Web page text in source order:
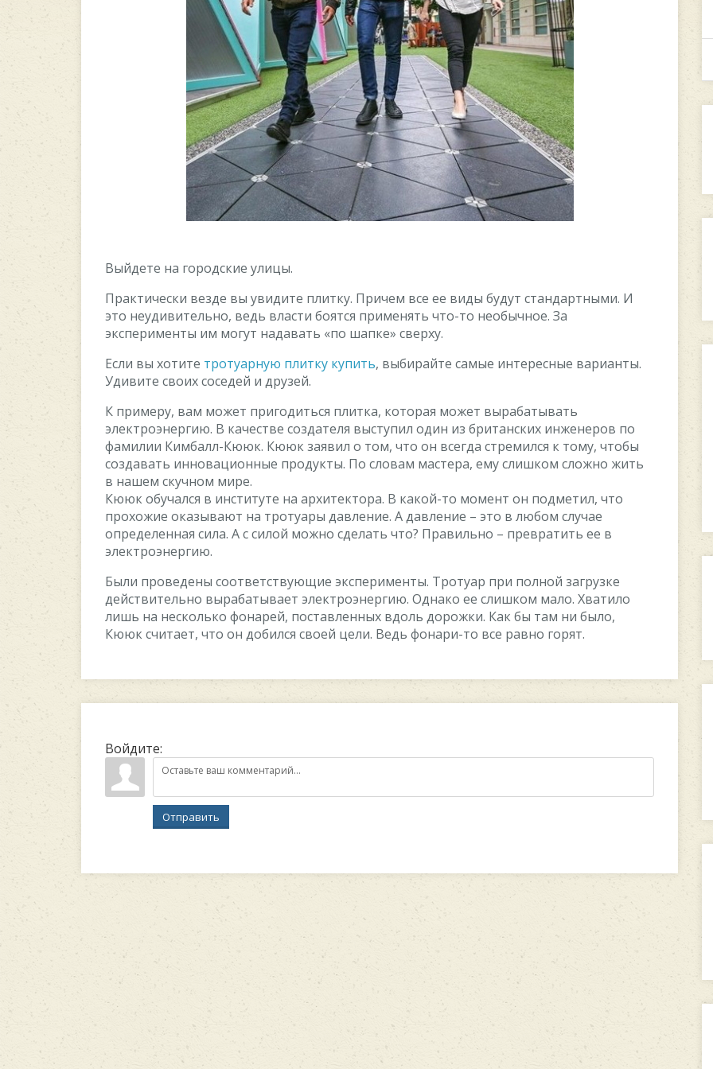
Выйдете на городские улицы.
Практически везде вы увидите плитку. Причем все ее виды будут стандартными. И
это неудивительно, ведь власти боятся применять что-то необычное. За
эксперименты им могут надавать «по шапке» сверху.
Если вы хотите тротуарную плитку купить, выбирайте самые интересные варианты.
Удивите своих соседей и друзей.
К примеру, вам может пригодиться плитка, которая может вырабатывать
электроэнергию. В качестве создателя выступил один из британских инженеров по
фамилии Кимбалл-Кююк. Кююк заявил о том, что он всегда стремился к тому, чтобы
создавать инновационные продукты. По словам мастера, ему слишком сложно жить
в нашем скучном мире.
Кююк обучался в институте на архитектора. В какой-то момент он подметил, что
прохожие оказывают на тротуары давление. А давление – это в любом случае
определенная сила. А с силой можно сделать что? Правильно – превратить ее в
электроэнергию.
Были проведены соответствующие эксперименты. Тротуар при полной загрузке
действительно вырабатывает электроэнергию. Однако ее слишком мало. Хватило
лишь на несколько фонарей, поставленных вдоль дорожки. Как бы там ни было,
Кююк считает, что он добился своей цели. Ведь фонари-то все равно горят.
Войдите:
Отправить